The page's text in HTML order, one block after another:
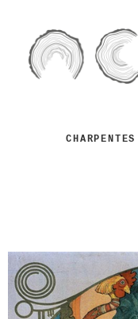
CHARPENTES